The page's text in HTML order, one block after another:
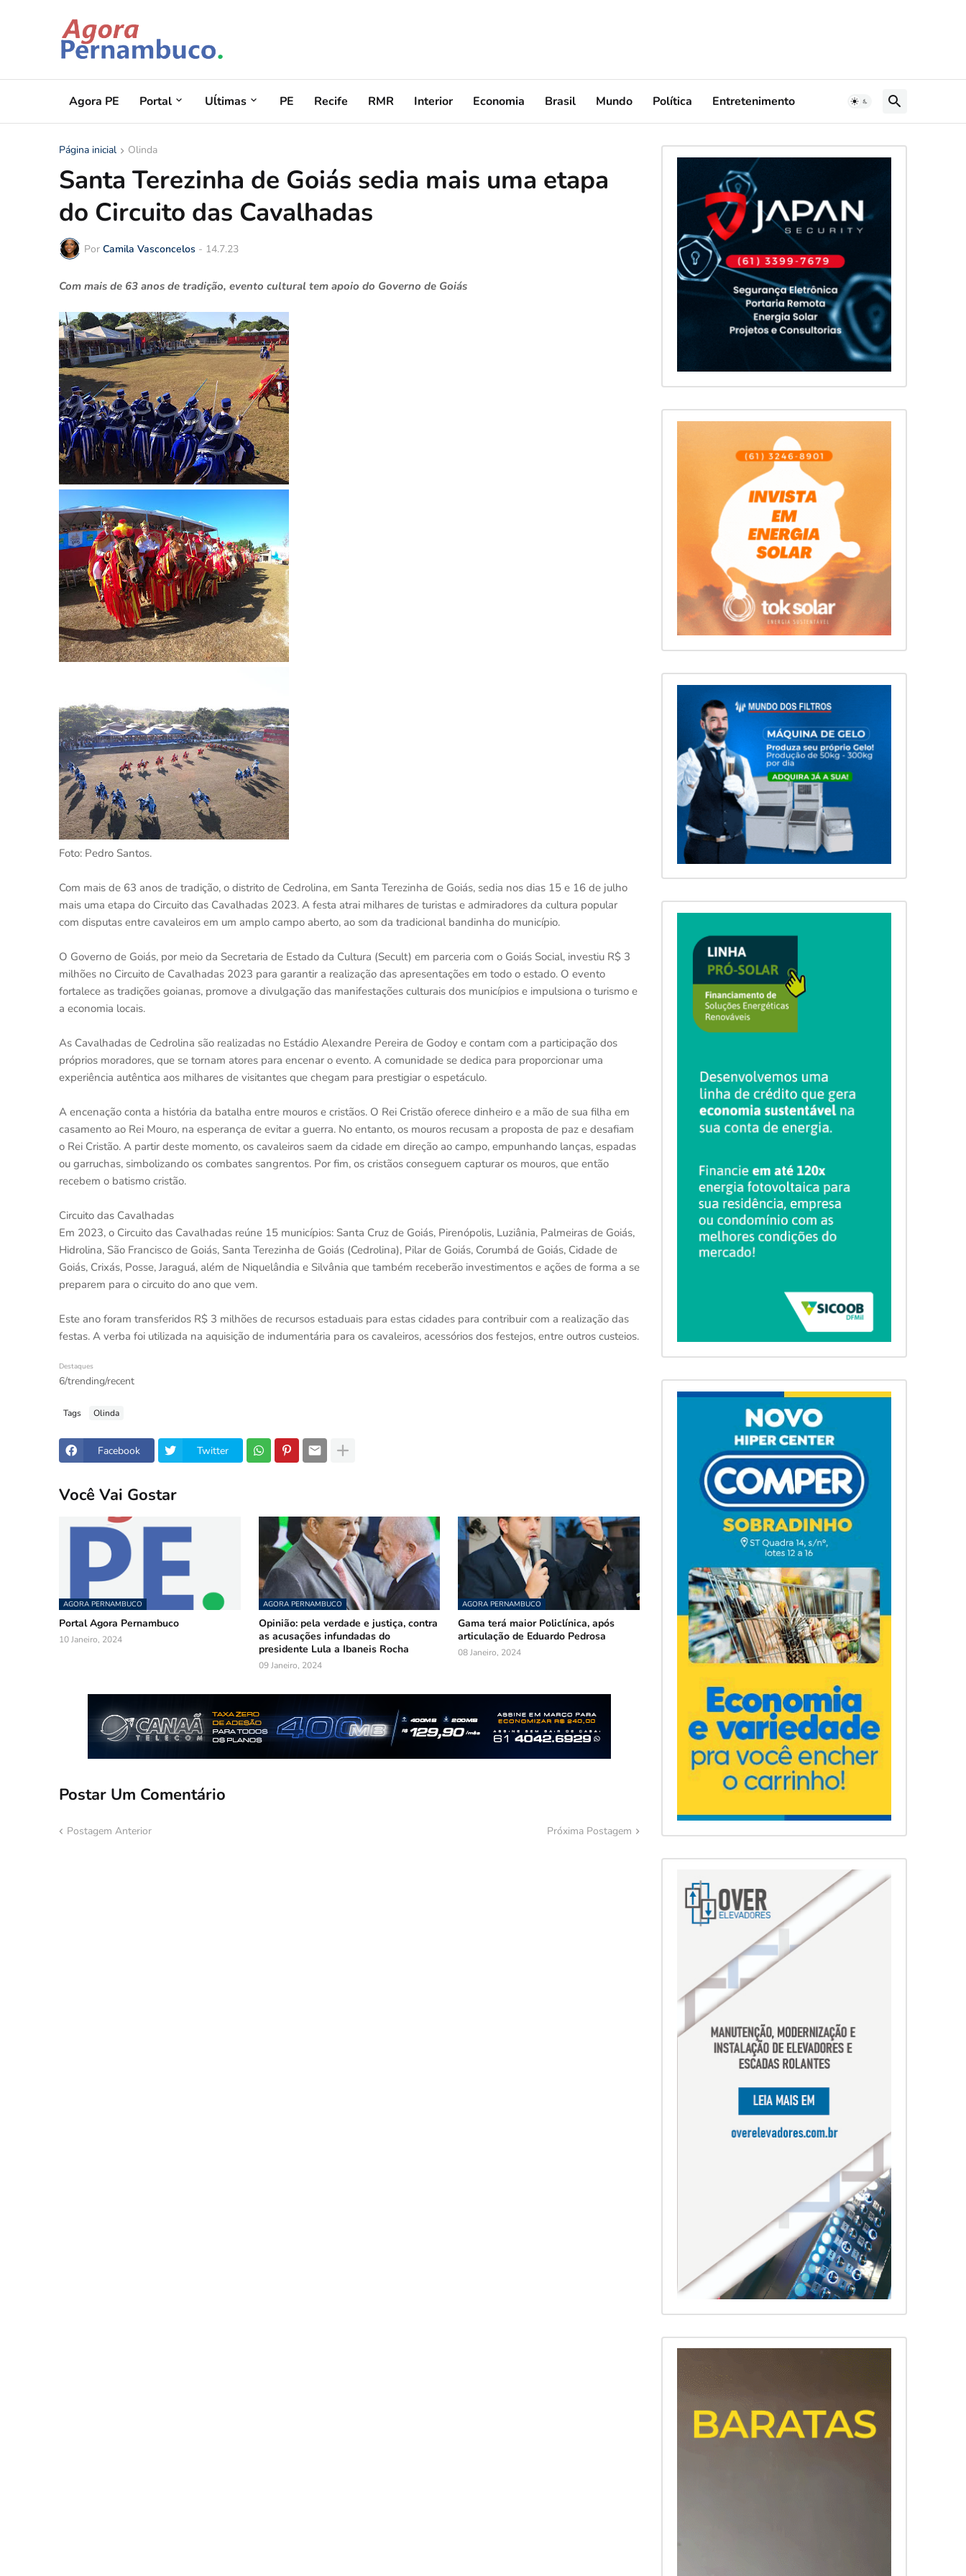
Agora PE Portal Uĺtimas PE Recife RMR Interior Economia Brasil Mundo Política Entretenimento
Página inicial Olinda
Santa Terezinha de Goiás sedia mais uma etapa
do Circuito das Cavalhadas
Por Camila Vasconcelos - 14.7.23
Com mais de 63 anos de tradição, evento cultural tem apoio do Governo de Goiás
Foto: Pedro Santos.
Com mais de 63 anos de tradição, o distrito de Cedrolina, em Santa Terezinha de Goiás, sedia nos dias 15 e 16 de julho
mais uma etapa do Circuito das Cavalhadas 2023. A festa atrai milhares de turistas e admiradores da cultura popular
com disputas entre cavaleiros em um amplo campo aberto, ao som da tradicional bandinha do município.
O Governo de Goiás, por meio da Secretaria de Estado da Cultura (Secult) em parceria com o Goiás Social, investiu R$ 3
milhões no Circuito de Cavalhadas 2023 para garantir a realização das apresentações em todo o estado. O evento
fortalece as tradições goianas, promove a divulgação das manifestações culturais dos municípios e impulsiona o turismo e
a economia locais.
As Cavalhadas de Cedrolina são realizadas no Estádio Alexandre Pereira de Godoy e contam com a participação dos
próprios moradores, que se tornam atores para encenar o evento. A comunidade se dedica para proporcionar uma
experiência autêntica aos milhares de visitantes que chegam para prestigiar o espetáculo.
A encenação conta a história da batalha entre mouros e cristãos. O Rei Cristão oferece dinheiro e a mão de sua filha em
casamento ao Rei Mouro, na esperança de evitar a guerra. No entanto, os mouros recusam a proposta de paz e desafiam
o Rei Cristão. A partir deste momento, os cavaleiros saem da cidade em direção ao campo, empunhando lanças, espadas
ou garruchas, simbolizando os combates sangrentos. Por fim, os cristãos conseguem capturar os mouros, que então
recebem o batismo cristão.
Circuito das Cavalhadas
Em 2023, o Circuito das Cavalhadas reúne 15 municípios: Santa Cruz de Goiás, Pirenópolis, Luziânia, Palmeiras de Goiás,
Hidrolina, São Francisco de Goiás, Santa Terezinha de Goiás (Cedrolina), Pilar de Goiás, Corumbá de Goiás, Cidade de
Goiás, Crixás, Posse, Jaraguá, além de Niquelândia e Silvânia que também receberão investimentos e ações de forma a se
preparem para o circuito do ano que vem.
Este ano foram transferidos R$ 3 milhões de recursos estaduais para estas cidades para contribuir com a realização das
festas. A verba foi utilizada na aquisição de indumentária para os cavaleiros, acessórios dos festejos, entre outros custeios.
Destaques
6/trending/recent
Tags Olinda
Facebook Twitter
Você Vai Gostar
AGORA PERNAMBUCO
Portal Agora Pernambuco
10 Janeiro, 2024
AGORA PERNAMBUCO
Opinião: pela verdade e justiça, contra
as acusações infundadas do
presidente Lula a Ibaneis Rocha
09 Janeiro, 2024
AGORA PERNAMBUCO
Gama terá maior Policlínica, após
articulação de Eduardo Pedrosa
08 Janeiro, 2024
Postar Um Comentário
Postagem Anterior Próxima Postagem